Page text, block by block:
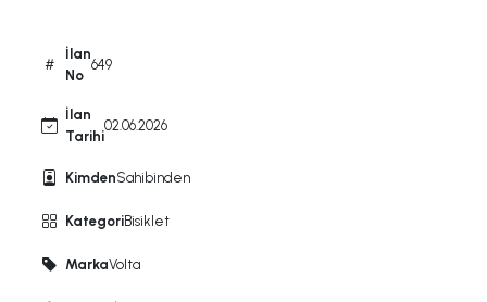
İlan
No
649
İlan
Tarihi
02.06.2026
KimdenSahibinden
KategoriBisiklet
MarkaVolta